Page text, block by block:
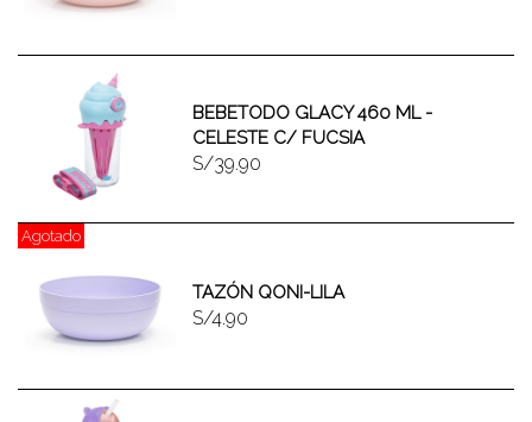
BEBETODO GLACY 460 ML -
CELESTE C/ FUCSIA
S/39.90
Agotado
TAZÓN QONI-LILA
S/4.90